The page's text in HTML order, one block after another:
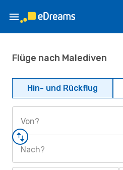
Flüge nach Malediven
Hin- und Rückflug
Von?
Nach?